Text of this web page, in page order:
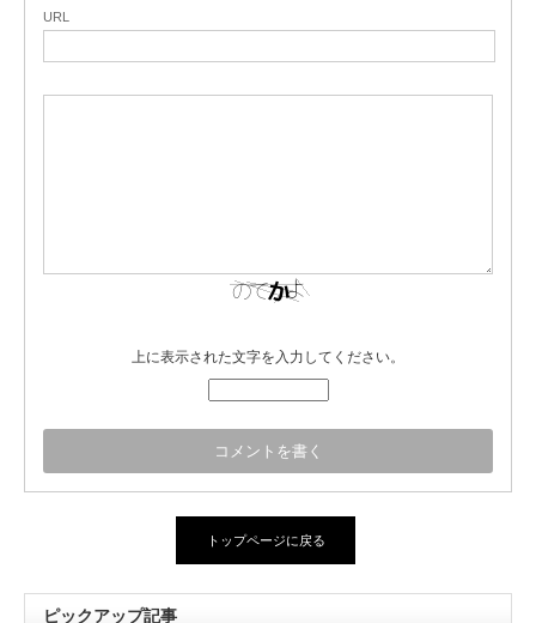
URL
上に表示された文字を入力してください。
トップページに戻る
ピックアップ記事